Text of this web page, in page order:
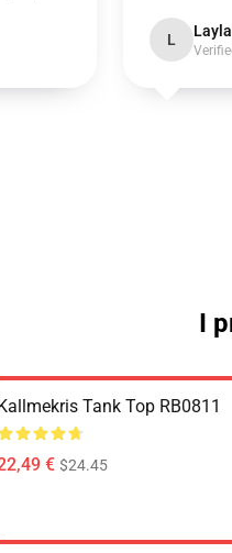
L Layla
I
Tank Top RB0811
€ $24.45